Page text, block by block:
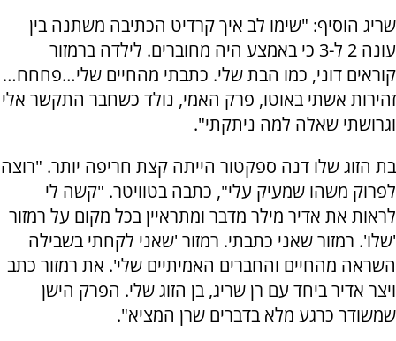
שריג הוסיף: "שימו לב איך קרדיט הכתיבה משתנה בין
עונה 2 ל-3 כי באמצע היה מחוברים. לילדה ברמזור
קוראים דוני, כמו הבת שלי. כתבתי מהחיים שלי…פחחח…
זהירות אשתי באוטו, פרק האמי, נולד כשחבר התקשר אלי
וגרושתי שאלה למה ניתקתי".
בת הזוג שלו דנה ספקטור הייתה קצת חריפה יותר. "רוצה
לפרוק משהו שמעיק עלי", כתבה בטוויטר. "קשה לי
לראות את אדיר מילר מדבר ומתראיין בכל מקום על רמזור
'שלו'. רמזור שאני כתבתי. רמזור 'שאני לקחתי בשבילה
השראה מהחיים והחברים האמיתיים שלי'. את רמזור כתב
ויצר אדיר ביחד עם רן שריג, בן הזוג שלי. הפרק הישן
שמשודר כרגע מלא בדברים שרן המציא".